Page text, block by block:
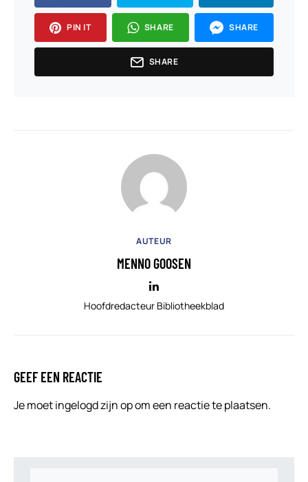
PIN IT SHARE SHARE
SHARE
AUTEUR
MENNO GOOSEN
Hoofdredacteur Bibliotheekblad
GEEF EEN REACTIE
Je moetingelogd zijn opom een reactie te plaatsen.